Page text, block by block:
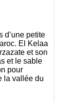
d’une petite
El Kelaa
et son
et le sable
pour
la vallée du